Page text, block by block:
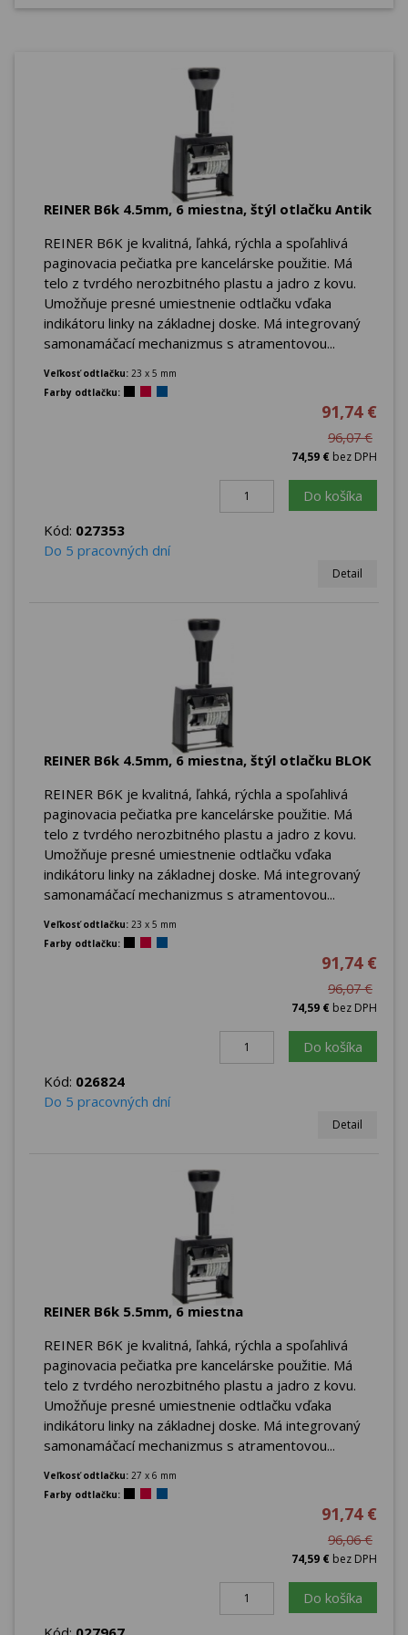
REINER B6k 4.5mm, 6 miestna, štýl otlačku Antik
REINER B6K je kvalitná, ľahká, rýchla a spoľahlivá
paginovacia pečiatka pre kancelárske použitie. Má
telo z tvrdého nerozbitného plastu a jadro z kovu.
Umožňuje presné umiestnenie odtlačku vďaka
indikátoru linky na základnej doske. Má integrovaný
samonamáčací mechanizmus s atramentovou...
Veľkosť odtlačku: 23 x 5 mm
Farby odtlačku:
91,74 €
96,07 €
74,59 € bez DPH
Do košíka
Kód: 027353
Do 5 pracovných dní
Detail
REINER B6k 4.5mm, 6 miestna, štýl otlačku BLOK
REINER B6K je kvalitná, ľahká, rýchla a spoľahlivá
paginovacia pečiatka pre kancelárske použitie. Má
telo z tvrdého nerozbitného plastu a jadro z kovu.
Umožňuje presné umiestnenie odtlačku vďaka
indikátoru linky na základnej doske. Má integrovaný
samonamáčací mechanizmus s atramentovou...
Veľkosť odtlačku: 23 x 5 mm
Farby odtlačku:
91,74 €
96,07 €
74,59 € bez DPH
Do košíka
Kód: 026824
Do 5 pracovných dní
Detail
REINER B6k 5.5mm, 6 miestna
REINER B6K je kvalitná, ľahká, rýchla a spoľahlivá
paginovacia pečiatka pre kancelárske použitie. Má
telo z tvrdého nerozbitného plastu a jadro z kovu.
Umožňuje presné umiestnenie odtlačku vďaka
indikátoru linky na základnej doske. Má integrovaný
samonamáčací mechanizmus s atramentovou...
Veľkosť odtlačku: 27 x 6 mm
Farby odtlačku:
91,74 €
96,06 €
74,59 € bez DPH
Do košíka